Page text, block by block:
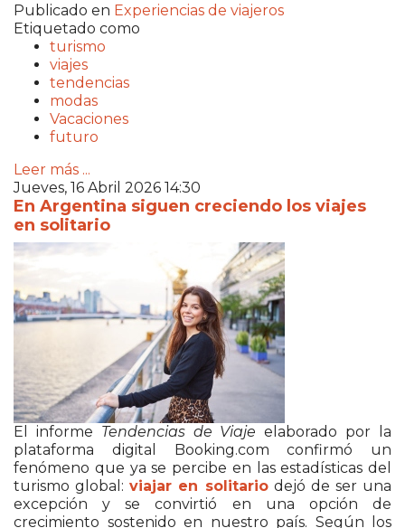
Publicado en Experiencias de viajeros
Etiquetado como
turismo
viajes
tendencias
modas
Vacaciones
futuro
Leer más ...
Jueves, 16 Abril 2026 14:30
En Argentina siguen creciendo los viajes
en solitario
El informe Tendencias de Viaje elaborado por la
plataforma digital Booking.com confirmó un
fenómeno que ya se percibe en las estadísticas del
turismo global:viajar en solitariodejó de ser una
excepción y se convirtió en una opción de
crecimiento sostenido en nuestro país. Según los